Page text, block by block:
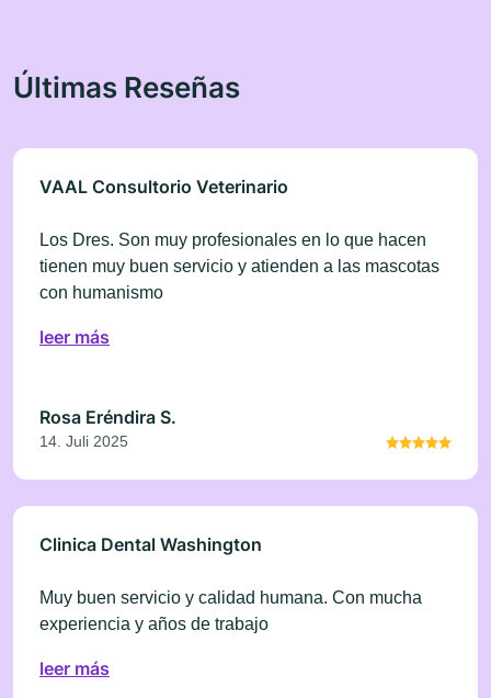
Últimas Reseñas
VAAL Consultorio Veterinario
Los Dres. Son muy profesionales en lo que hacen
tienen muy buen servicio y atienden a las mascotas
con humanismo
leer más
Rosa Eréndira S.
14. Juli 2025
Clinica Dental Washington
Muy buen servicio y calidad humana. Con mucha
experiencia y años de trabajo
leer más